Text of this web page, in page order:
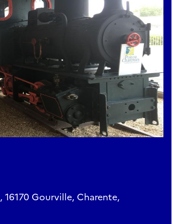
Gourville, Charente,